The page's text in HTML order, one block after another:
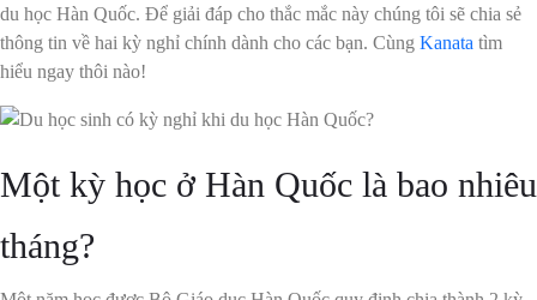
du học Hàn Quốc. Để giải đáp cho thắc mắc này chúng tôi sẽ chia sẻ
thông tin về hai kỳ nghỉ chính dành cho các bạn. Cùng Kanata tìm
hiểu ngay thôi nào!
Một kỳ học ở Hàn Quốc là bao nhiêu
tháng?